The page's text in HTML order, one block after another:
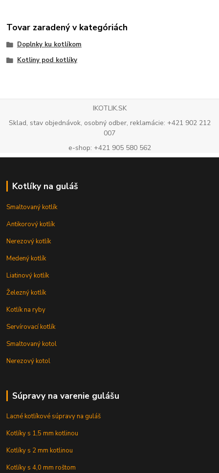
Tovar zaradený v kategóriách
Doplnky ku kotlíkom
Kotliny pod kotlíky
IKOTLIK.SK
Sklad, stav objednávok, osobný odber, reklamácie: +421 902 212
007
e-shop: +421 905 580 562
Kotlíky na guláš
Smaltovaný kotlík
Antikorový kotlík
Nerezový kotlík
Medený kotlík
Liatinový kotlík
Železný kotlík
Kotlík na ryby
Servírovací kotlík
Smaltovaný kotol
Nerezový kotol
Súpravy na varenie gulášu
Lacné kotlíkové súpravy na guláš
Kotlíky s 1,5 mm kotlinou
Kotlíky s 2 mm kotlinou
Kotlíky s 4,0 mm roštom